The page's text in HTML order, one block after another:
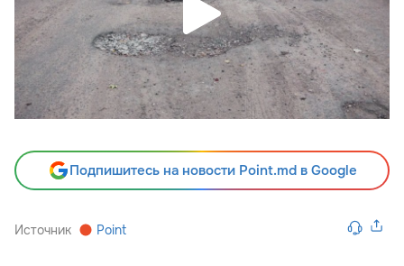
Подпишитесь на новости Point.md в Google
Источник Point